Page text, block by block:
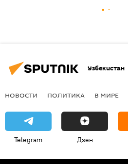
Узбекистан
НОВОСТИ ПОЛИТИКА В МИРЕ
Telegram Дзен